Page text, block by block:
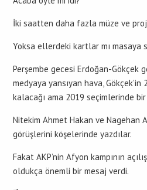
İki saatten daha fazla müze ve
Yoksa ellerdeki kartlar mı masaya
Perşembe gecesi Erdoğan-Gökçek
medyaya yansıyan hava, Gökçek’in
kalacağı ama 2019 seçimlerinde
Nitekim Ahmet Hakan ve Nagehan
görüşlerini köşelerinde yazdılar.
Fakat AKP’nin Afyon kampının
oldukça önemli bir mesaj verdi.